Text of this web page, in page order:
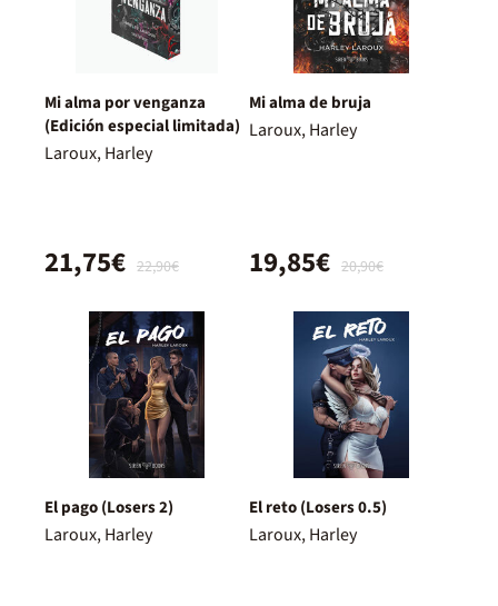
Mi alma por venganza
(Edición especial limitada)
Laroux, Harley
22,90€
21,75€
Mi alma de bruja
Laroux, Harley
20,90€
19,85€
El pago (Losers 2)
Laroux, Harley
El reto (Losers 0.5)
Laroux, Harley